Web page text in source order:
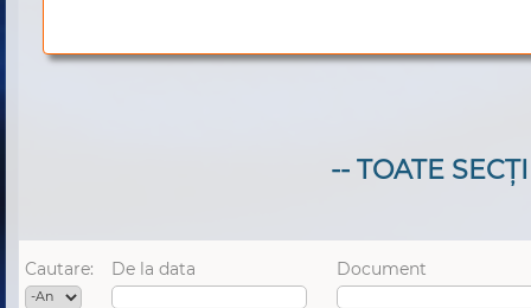
-- TOATE
Cautare:
An
De la data
Data
Document